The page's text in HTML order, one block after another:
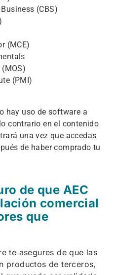
(CBS)
(MCE)
(PMI)
hay uso de software a
contrario en el contenido
una vez que accedas
de haber comprado tu
de que AEC
comercial
que
te asegures de que las
productos de terceros,